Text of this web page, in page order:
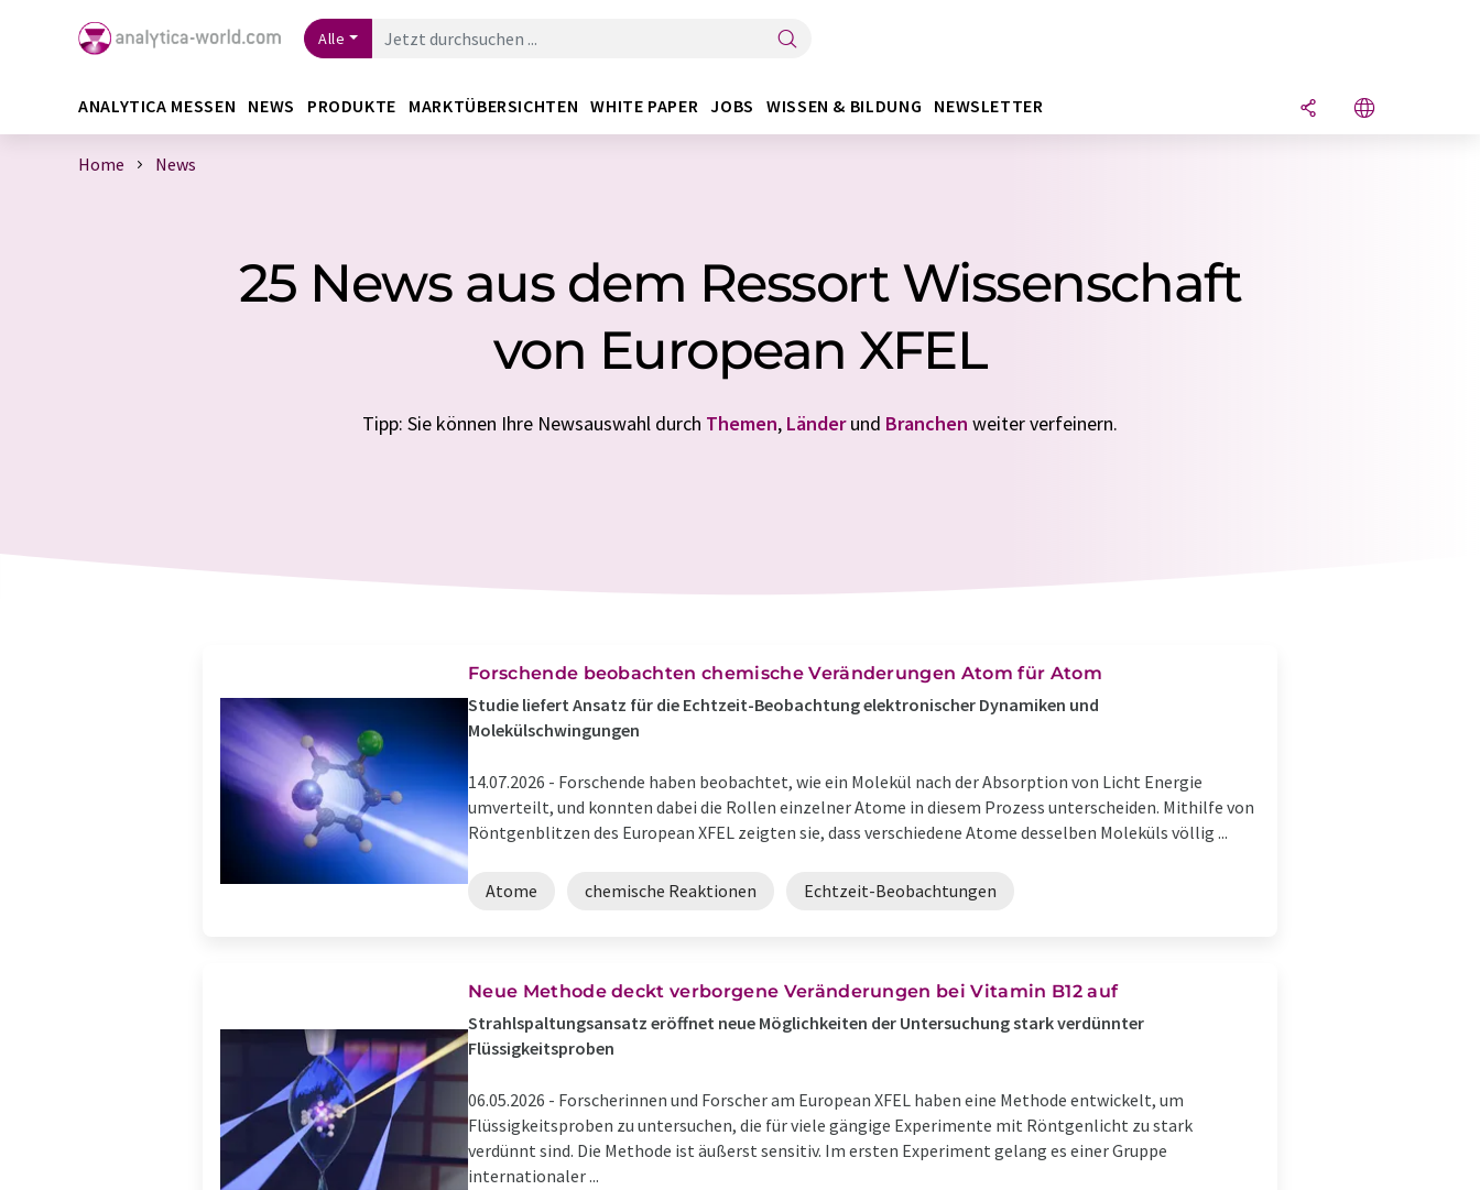
Alle
ANALYTICA MESSEN NEWS PRODUKTE MARKTÜBERSICHTEN WHITE PAPER JOBS WISSEN & BILDUNG NEWSLETTER
Home News
25 News aus dem Ressort Wissenschaft
von European XFEL
Tipp: Sie können Ihre Newsauswahl durch Themen, Länderund Branchen weiter verfeinern.
Forschende beobachten chemische Veränderungen Atom für Atom
Studie liefert Ansatz für die Echtzeit-Beobachtung elektronischer Dynamiken und
Molekülschwingungen
14.07.2026 - Forschende haben beobachtet, wie ein Molekül nach der Absorption von Licht Energie
umverteilt, und konnten dabei die Rollen einzelner Atome in diesem Prozess unterscheiden. Mithilfe von
Röntgenblitzen des European XFEL zeigten sie, dass verschiedene Atome desselben Moleküls völlig ...
Atome chemische Reaktionen Echtzeit-Beobachtungen
Neue Methode deckt verborgene Veränderungen bei Vitamin B12 auf
Strahlspaltungsansatz eröffnet neue Möglichkeiten der Untersuchung stark verdünnter
Flüssigkeitsproben
06.05.2026 - Forscherinnen und Forscher am European XFEL haben eine Methode entwickelt, um
Flüssigkeitsproben zu untersuchen, die für viele gängige Experimente mit Röntgenlicht zu stark
verdünnt sind. Die Methode ist äußerst sensitiv. Im ersten Experiment gelang es einer Gruppe
internationaler ...